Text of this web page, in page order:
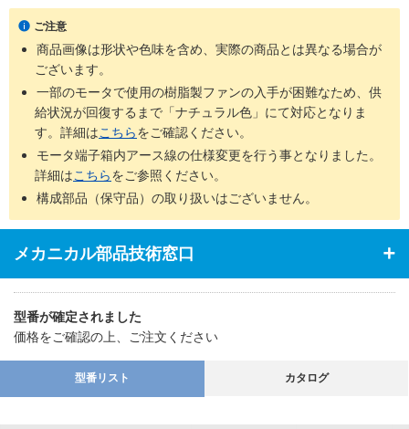
比の両立を可能にしました
・噛み合い率がインボリュートギヤの2～3倍高く、衝撃荷重が発生
しても多くの歯で分散して吸収する為、タフで長寿命な減速機です
・減速機部の材質は耐摩耗・耐疲労性に富む高炭素高クロム軸受鋼
を使用しています
ご注意
商品画像は形状や色味を含め、実際の商品とは異なる場合が
ございます。
一部のモータで使用の樹脂製ファンの入手が困難なため、供
給状況が回復するまで「ナチュラル色」にて対応となりま
す。詳細はこちらをご確認ください。
モータ端子箱内アース線の仕様変更を行う事となりました。
詳細はこちらをご参照ください。
構成部品（保守品）の取り扱いはございません。
メカニカル部品技術窓口
型番が確定されました
価格をご確認の上、ご注文ください
型番リスト カタログ